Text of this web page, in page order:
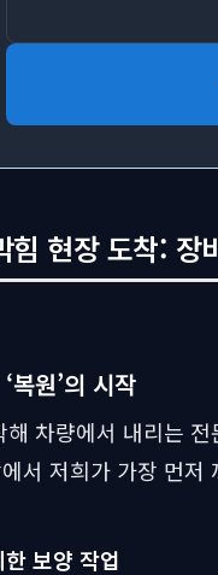
힘 현장 도착: 장
복원’의 시작
차량에서 내리는
서 저희가 가장 먼저
보양 작업